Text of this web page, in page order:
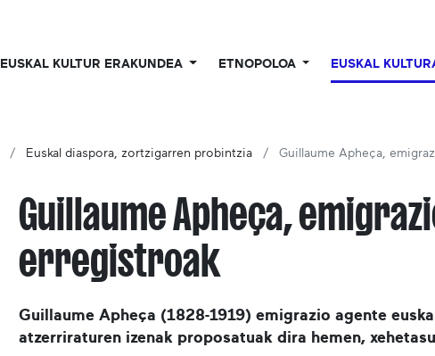
EUSKAL KULTUR ERAKUNDEA ETNOPOLOA EUSKAL
Euskal diaspora, zortzigarren probintzia Guillaume Apheça,
Guillaume Apheça,
erregistroak
Guillaume Apheça (1828-1919) emigrazio agente
atzerriraturen izenak proposatuak dira hemen,